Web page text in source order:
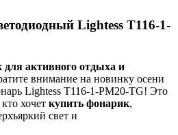
Lightess T116-1-
активного отдыха и
внимание на новинку осени
Lightess T116-1-PM20-TG! Это
хочет купить фонарик,
свет и